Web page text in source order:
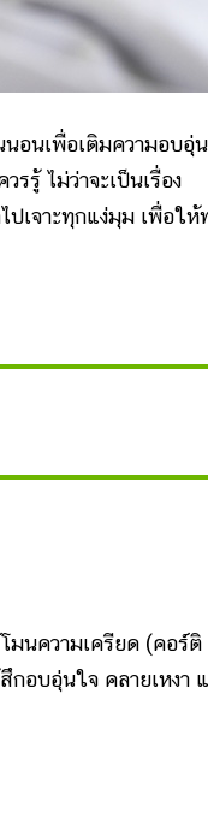
อนเพื่อเติมความอบอุ่น
รู้ ไม่ว่าจะเป็นเรื่อง
เจาะทุกแง่มุม เพื่อให้
นความเครียด (คอร์ติ
อบอุ่นใจ คลายเหงา